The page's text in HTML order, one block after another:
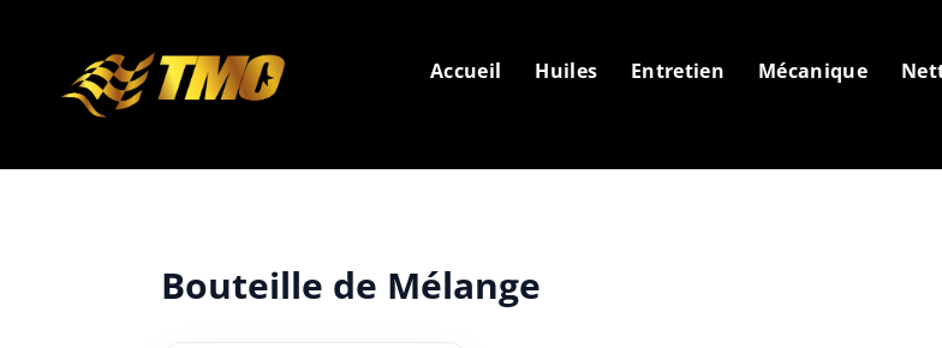
Accueil Huiles Entretien Mécanique
Bouteille de Mélange